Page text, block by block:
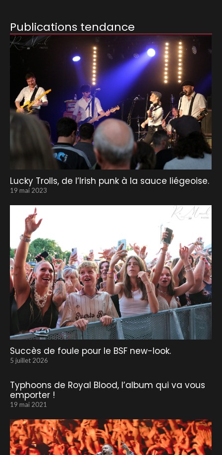
Publications tendance
Lucky Trolls, de l’Irish punk à la sauce liégeoise.
19 mai 2023
Succès de foule pour le BSF new-look.
5 juillet 2026
Typhoons de Royal Blood, l’album qui va vous
emporter !
19 mai 2021